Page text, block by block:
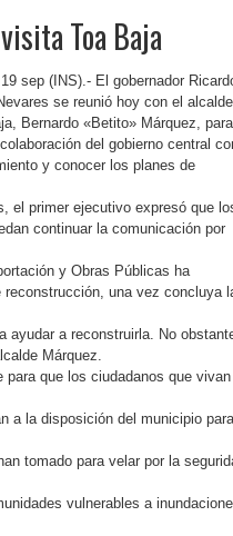
Toa Baja
sep (INS).- El gobernador
se reunió hoy con el alcalde
Bernardo «Betito» Márquez, para
del gobierno central
y conocer los planes de
el primer ejecutivo expresó que
continuar la comunicación por
y Obras Públicas ha
una vez concluya
ayudar a reconstruirla. No
Márquez.
para que los ciudadanos que vivan
a la disposición del municipio para
tomado para velar por la
vulnerables a